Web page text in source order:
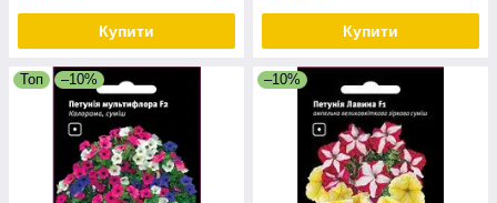
Купити Купити
Топ –10% –10%